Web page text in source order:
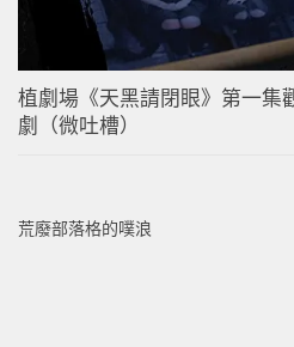
植劇場《天黑請閉眼》第一集
劇（微吐槽）
荒廢部落格的噗浪